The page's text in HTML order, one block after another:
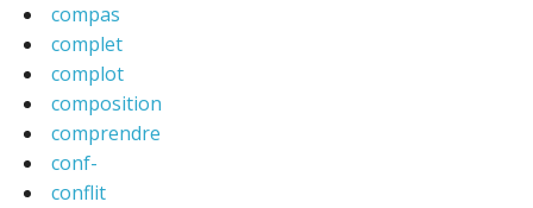
compas
complet
complot
composition
comprendre
conf-
conflit